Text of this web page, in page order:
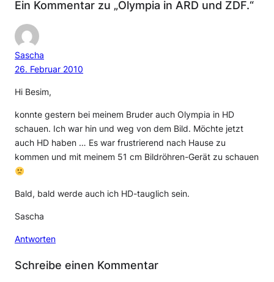
Ein Kommentar zu „Olympia in ARD und ZDF.“
Sascha
26. Februar 2010
Hi Besim,
konnte gestern bei meinem Bruder auch Olympia in HD
schauen. Ich war hin und weg von dem Bild. Möchte jetzt
auch HD haben … Es war frustrierend nach Hause zu
kommen und mit meinem 51 cm Bildröhren-Gerät zu schauen
Bald, bald werde auch ich HD-tauglich sein.
Sascha
Antworten
Schreibe einen Kommentar